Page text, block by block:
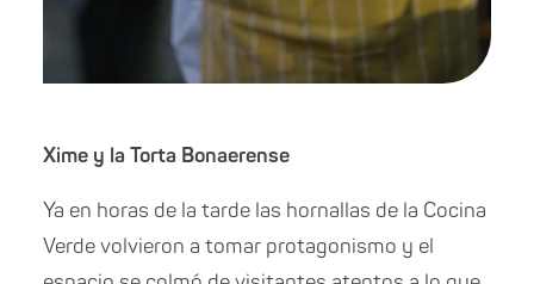
Xime y la Torta Bonaerense
Ya en horas de la tarde las hornallas de la Cocina
Verde volvieron a tomar protagonismo y el